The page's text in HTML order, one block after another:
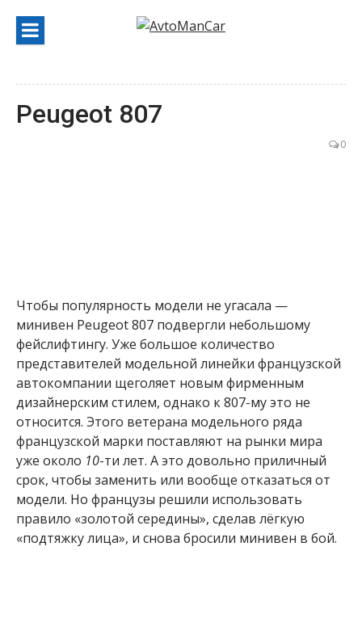
содержанию
Peugeot 807
0
Чтобы популярность модели не угасала —
минивен Peugeot 807 подвергли небольшому
фейслифтингу. Уже большое количество
представителей модельной линейки французской
автокомпании щеголяет новым фирменным
дизайнерским стилем, однако к 807-му это не
относится. Этого ветерана модельного ряда
французской марки поставляют на рынки мира
уже около 10-ти лет. А это довольно приличный
срок, чтобы заменить или вообще отказаться от
модели. Но французы решили использовать
правило «золотой середины», сделав лёгкую
«подтяжку лица», и снова бросили минивен в бой.